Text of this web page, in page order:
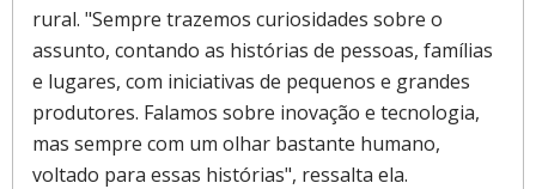
rural. "Sempre trazemos curiosidades sobre o
assunto, contando as histórias de pessoas, famílias
e lugares, com iniciativas de pequenos e grandes
produtores. Falamos sobre inovação e tecnologia,
mas sempre com um olhar bastante humano,
voltado para essas histórias", ressalta ela.